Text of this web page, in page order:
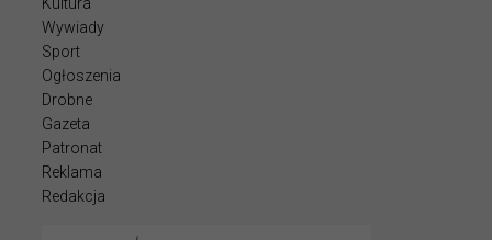
Wywiady
Sport
Ogłoszenia
Drobne
Gazeta
Patronat
Reklama
Redakcja